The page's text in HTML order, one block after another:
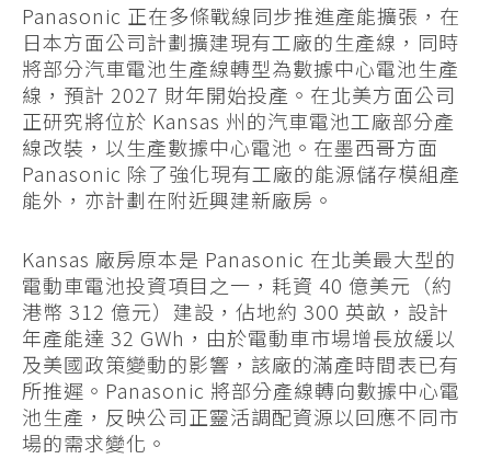
Panasonic 正在多條戰線同步推進產能擴張，在
日本方面公司計劃擴建現有工廠的生產線，同時
將部分汽車電池生產線轉型為數據中心電池生產
線，預計 2027 財年開始投產。在北美方面公司
正研究將位於 Kansas 州的汽車電池工廠部分產
線改裝，以生產數據中心電池。在墨西哥方面
Panasonic 除了強化現有工廠的能源儲存模組產
能外，亦計劃在附近興建新廠房。
Kansas 廠房原本是 Panasonic 在北美最大型的
電動車電池投資項目之一，耗資 40 億美元（約
港幣 312 億元）建設，佔地約 300 英畝，設計
年產能達 32 GWh，由於電動車市場增長放緩以
及美國政策變動的影響，該廠的滿產時間表已有
所推遲。Panasonic 將部分產線轉向數據中心電
池生產，反映公司正靈活調配資源以回應不同市
場的需求變化。